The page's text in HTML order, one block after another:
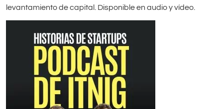
levantamiento de capital. Disponible en audio y vídeo.